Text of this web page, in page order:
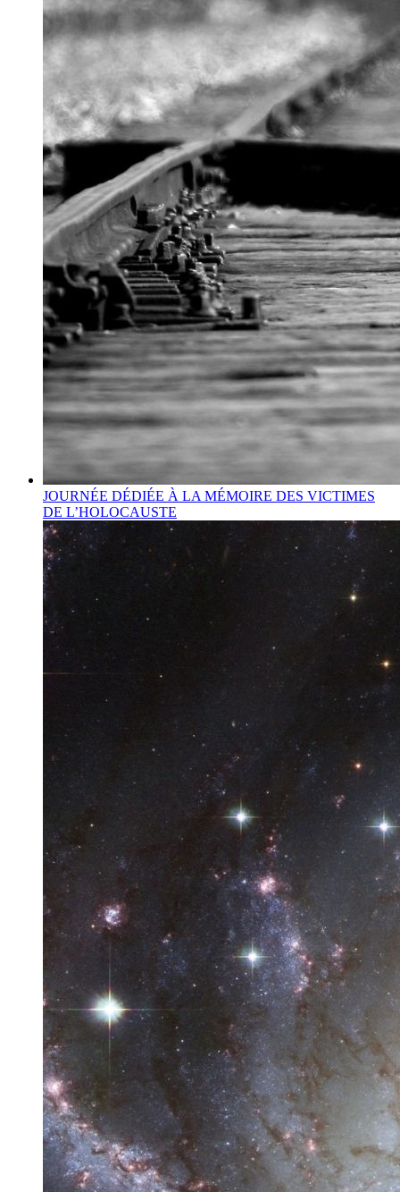
JOURNÉE DÉDIÉE À LA MÉMOIRE DES VICTIMES
DE L’HOLOCAUSTE